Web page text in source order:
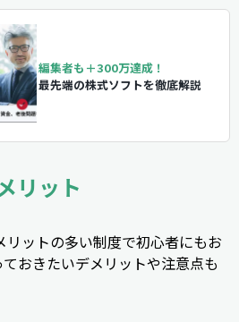
編集者も＋300万達成！
最先端の株式ソフトを徹底解説
リット
リットの多い制度で初心者にもお
おきたいデメリットや注意点も